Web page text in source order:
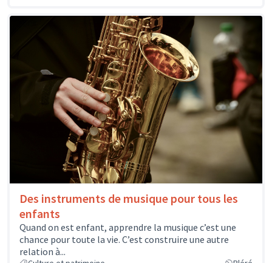
Des instruments de musique pour tous les
enfants
Quand on est enfant, apprendre la musique c’est une
chance pour toute la vie. C’est construire une autre
relation à...